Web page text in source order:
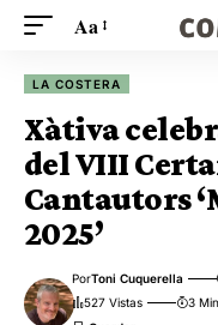
Aa
LA COSTERA
Xàtiva
del VIII
Cantautors
2025’
PorToni Cuquerella
527 Vistas
3